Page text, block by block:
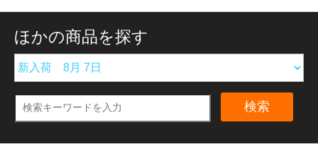
ほかの商品を探す
検索